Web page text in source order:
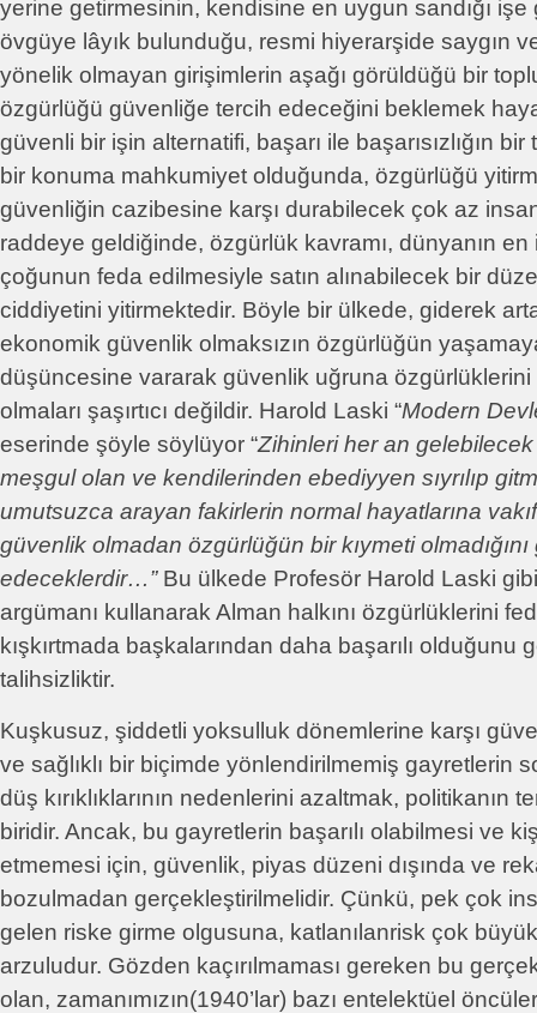
yerine getirmesinin, kendisine en uygun sandığı
övgüye lâyık bulunduğu, resmi hiyerarşide saygın
yönelik olmayan girişimlerin aşağı görüldüğü bir
özgürlüğü güvenliğe tercih edeceğini beklemek
güvenli bir işin alternatifi, başarı ile başarısızlığın
bir konuma mahkumiyet olduğunda, özgürlüğü
güvenliğin cazibesine karşı durabilecek çok az
raddeye geldiğinde, özgürlük kavramı, dünyanın
çoğunun feda edilmesiyle satın alınabilecek bir
ciddiyetini yitirmektedir. Böyle bir ülkede, giderek
ekonomik güvenlik olmaksızın özgürlüğün
düşüncesine vararak güvenlik uğruna
olmaları şaşırtıcı değildir. Harold Laski “Modern
eserinde şöyle söylüyor “Zihinleri her an
meşgul olan ve kendilerinden ebediyyen sıyrılıp
umutsuzca arayan fakirlerin normal hayatlarına
güvenlik olmadan özgürlüğün bir kıymeti
edeceklerdir…”Bu ülkede Profesör Harold Laski
argümanı kullanarak Alman halkını özgürlüklerini
kışkırtmada başkalarından daha başarılı olduğunu
talihsizliktir.
Kuşkusuz, şiddetli yoksulluk dönemlerine karşı
ve sağlıklı bir biçimde yönlendirilmemiş gayretlerin
düş kırıklıklarının nedenlerini azaltmak, politikanın
biridir. Ancak, bu gayretlerin başarılı olabilmesi ve
etmemesi için, güvenlik, piyas düzeni dışında ve
bozulmadan gerçekleştirilmelidir. Çünkü, pek çok
gelen riske girme olgusuna, katlanılanrisk çok
arzuludur. Gözden kaçırılmaması gereken bu
olan, zamanımızın(1940’lar) bazı entelektüel